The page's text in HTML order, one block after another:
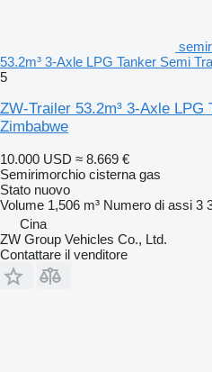
53.2m³ 3-Axle LPG Tanker Semi
5
ZW-Trailer 53.2m³ 3-Axle LPG
Zimbabwe
10.000 USD ≈ 8.669 €
Semirimorchio cisterna gas
Stato nuovo
Volume 1,506 m³ Numero di assi 3
Cina
ZW Group Vehicles Co., Ltd.
Contattare il venditore